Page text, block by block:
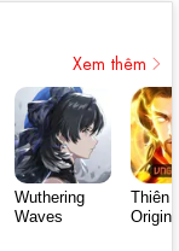
Xem thêm
Wuthering
Waves
Thiên
Origin